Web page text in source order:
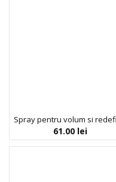
61.00 lei